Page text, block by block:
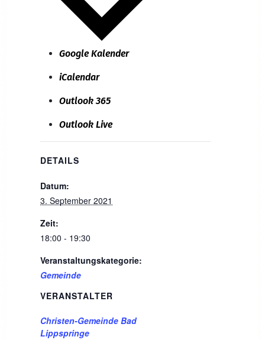
Google Kalender
iCalendar
Outlook 365
Outlook Live
DETAILS
Datum:
3. September 2021
Zeit:
18:00 - 19:30
Veranstaltungskategorie:
Gemeinde
VERANSTALTER
Christen-Gemeinde Bad
Lippspringe